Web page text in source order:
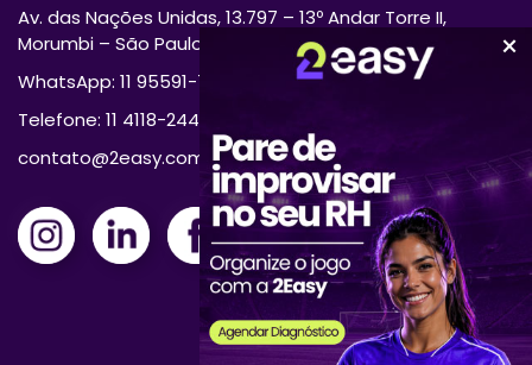
Av. das Nações Unidas, 13.797 – 13º Andar Torre II,
Morumbi – São Paulo/SP 04794-000
WhatsApp: 11 95591-7870
Telefone: 11 4118-2444
contato@2easy.com.br